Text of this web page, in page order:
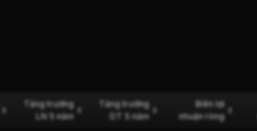
Tăng trưởng
LN 5 năm
Tăng trưởng
DT 5 năm
Biên lợi
nhuận ròng